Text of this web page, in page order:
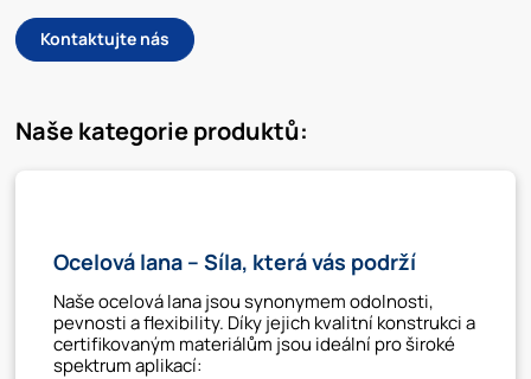
Kontaktujte nás
Naše kategorie produktů:
Ocelová lana – Síla, která vás podrží
Naše ocelová lana jsou synonymem odolnosti,
pevnosti a flexibility. Díky jejich kvalitní konstrukci a
certifikovaným materiálům jsou ideální pro široké
spektrum aplikací: